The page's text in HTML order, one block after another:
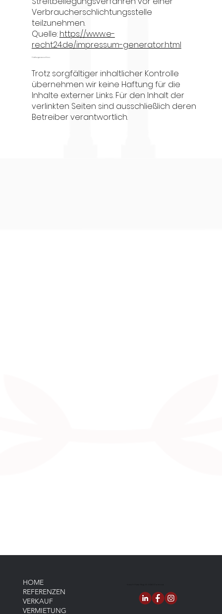
Verbraucherschlichtungsstelle
teilzunehmen.
Quelle: https://www.e-
recht24.de/impressum-generator.html
Haftungsausschluss:
Trotz sorgfältiger inhaltlicher Kontrolle
übernehmen wir keine Haftung für die
Inhalte externer Links. Für den Inhalt der
verlinkten Seiten sind ausschließlich deren
Betreiber verantwortlich.
HOME
REFERENZEN
VERKAUF
VERMIETUNG